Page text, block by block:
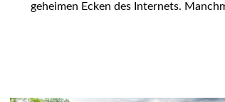
geheimen Ecken des Internets.